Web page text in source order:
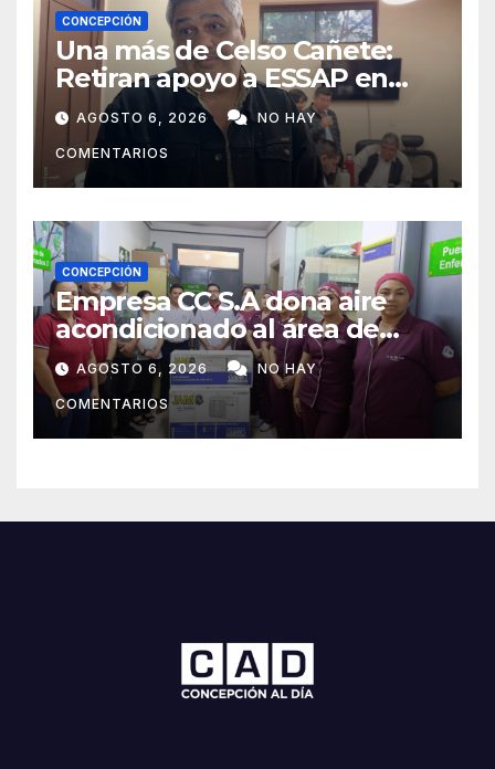
CONCEPCIÓN
Una más de Celso Cañete:
Retiran apoyo a ESSAP en
Concepción
AGOSTO 6, 2026 NO HAY
COMENTARIOS
CONCEPCIÓN
Empresa CC S.A dona aire
acondicionado al área de
maternidad del IPS de
Concepción
AGOSTO 6, 2026 NO HAY
COMENTARIOS